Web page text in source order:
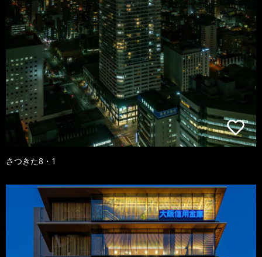
さつきた8・1